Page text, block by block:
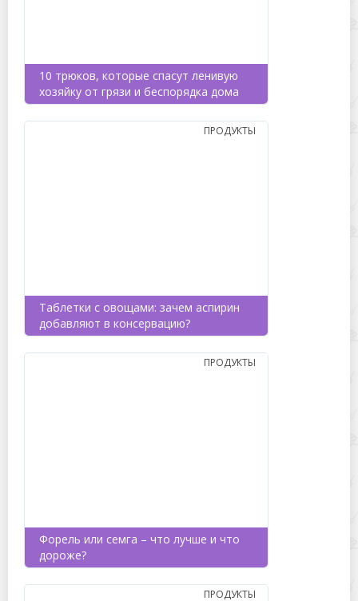
10 трюков, которые спасут ленивую
хозяйку от грязи и беспорядка дома
Таблетки с овощами: зачем аспирин
добавляют в консервацию?
ПРОДУКТЫ
Форель или семга – что лучше и что
дороже?
ПРОДУКТЫ
ПРОДУКТЫ